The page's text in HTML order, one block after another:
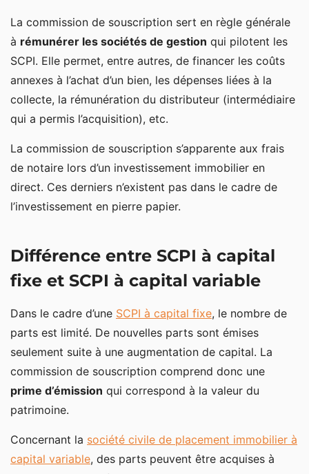
La commission de souscription sert en règle générale
à rémunérer les sociétés de gestion qui pilotent les
SCPI. Elle permet, entre autres, de financer les coûts
annexes à l’achat d’un bien, les dépenses liées à la
collecte, la rémunération du distributeur (intermédiaire
qui a permis l’acquisition), etc.
La commission de souscription s’apparente aux frais
de notaire lors d’un investissement immobilier en
direct. Ces derniers n’existent pas dans le cadre de
l’investissement en pierre papier.
Différence entre SCPI à capital
fixe et SCPI à capital variable
Dans le cadre d’une SCPI à capital fixe, le nombre de
parts est limité. De nouvelles parts sont émises
seulement suite à une augmentation de capital. La
commission de souscription comprend donc une
prime d’émission qui correspond à la valeur du
patrimoine.
Concernant la société civile de placement immobilier à
capital variable, des parts peuvent être acquises à